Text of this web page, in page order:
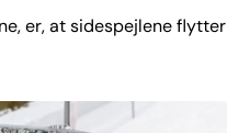
er, at sidespejlene flytter